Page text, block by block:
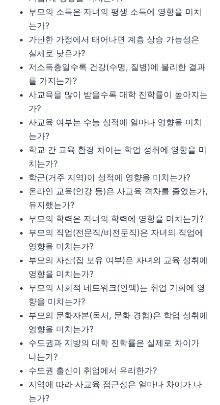
부모의 소득은 자녀의 평생 소득에 영향을 미치
는가?
가난한 가정에서 태어나면 계층 상승 가능성은
실제로 낮은가?
저소득층일수록 건강(수명, 질병)에 불리한 결과
를 가지는가?
사교육을 많이 받을수록 대학 진학률이 높아지는
가?
사교육 여부는 수능 성적에 얼마나 영향을 미치
는가?
학교 간 교육 환경 차이는 학업 성취에 영향을 미
치는가?
학군(거주 지역)이 성적에 영향을 미치는가?
온라인 교육(인강 등)은 사교육 격차를 줄였는가,
유지했는가?
부모의 학력은 자녀의 학력에 영향을 미치는가?
부모의 직업(전문직/비전문직)은 자녀의 직업에
영향을 미치는가?
부모의 자산(집 보유 여부)은 자녀의 교육 성취에
영향을 미치는가?
부모의 사회적 네트워크(인맥)는 취업 기회에 영
향을 미치는가?
부모의 문화자본(독서, 문화 경험)은 학업 성취에
영향을 미치는가?
수도권과 지방의 대학 진학률은 실제로 차이가
나는가?
수도권 출신이 취업에서 유리한가?
지역에 따라 사교육 접근성은 얼마나 차이가 나
는가?